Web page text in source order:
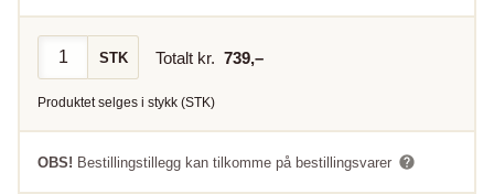
STK Totalt kr. 739,–
Produktet selges i stykk (STK)
OBS! Bestillingstillegg kan tilkomme på bestillingsvarer